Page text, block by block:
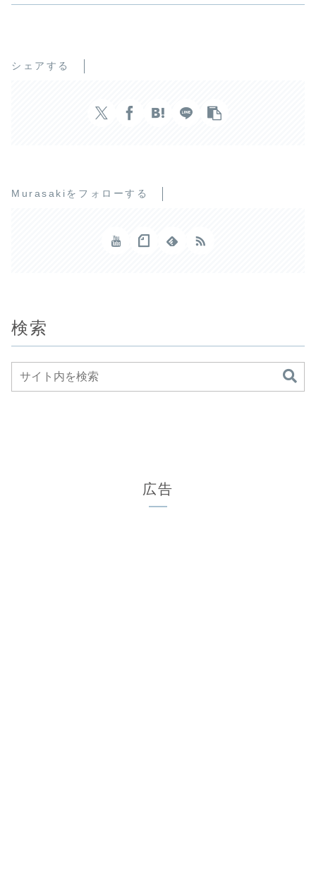
シェアする
Murasakiをフォローする
検索
広告